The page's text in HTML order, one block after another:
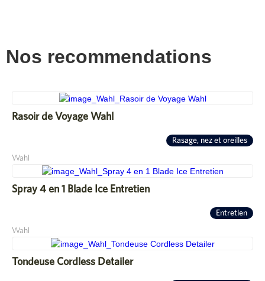
Nos recommendations
Rasoir de Voyage Wahl
Rasage, nez et oreilles
Wahl
Spray 4 en 1 Blade Ice Entretien
Entretien
Wahl
Tondeuse Cordless Detailer